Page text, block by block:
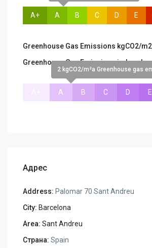
A+ A B C D E
Greenhouse Gas Emissions kgCO2/
Greenhouse Gas Emissions index
2 kgCO2/m²a Greenhouse gas
A B C D E
Адрес
Address: Palomar 70 Sant Andreu
City: Barcelona
Area: Sant Andreu
Страна: Spain